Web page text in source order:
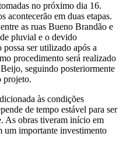
no próximo dia 16.
acontecerão em duas etapas.
as ruas Bueno Brandão e
pluvial e o devido
ser utilizado após a
procedimento será realizado
seguindo posteriormente
projeto.
às condições
de tempo estável para ser
As obras tiveram início em
um importante investimento